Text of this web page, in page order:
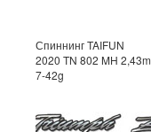
Спиннинг TAIFUN
2020 TN 802 MH 2,43m
7-42g